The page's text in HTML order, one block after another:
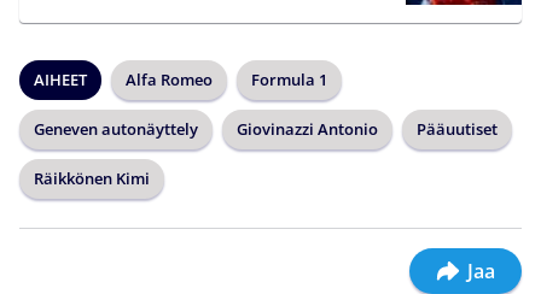
AIHEET Alfa Romeo Formula 1
Geneven autonäyttely Giovinazzi Antonio Pääuutiset
Räikkönen Kimi
Jaa